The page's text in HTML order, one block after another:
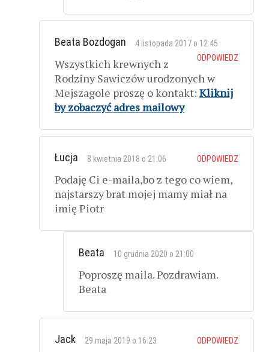
Beata Bozdogan
4 listopada 2017 o 12:45
ODPOWIEDZ
Wszystkich krewnych z
Rodziny Sawiczów urodzonych w
Mejszagole proszę o kontakt: Kliknij
by zobaczyć adres mailowy
Łucja 8 kwietnia 2018 o 21:06 ODPOWIEDZ
Podaję Ci e-maila,bo z tego co wiem,
najstarszy brat mojej mamy miał na
imię Piotr
Beata 10 grudnia 2020 o 21:00
Poproszę maila. Pozdrawiam.
Beata
Jack 29 maja 2019 o 16:23 ODPOWIEDZ